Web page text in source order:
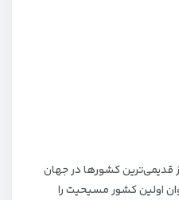
قدیمی‌ترین کشورها در جهان
به‌عنوان اولین کشور مسیحیت را